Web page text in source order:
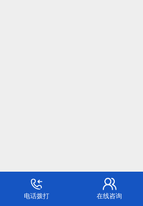
电话拨打 在线咨询